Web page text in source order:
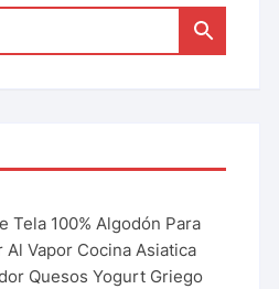
Tela 100% Algodón Para
Al Vapor Cocina Asiatica
Quesos Yogurt Griego